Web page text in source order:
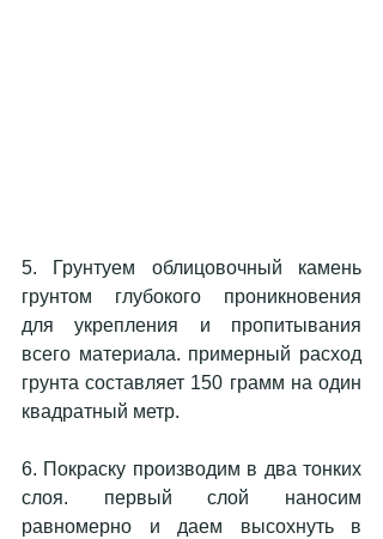
5. Грунтуем облицовочный камень
грунтом глубокого проникновения
для укрепления и пропитывания
всего материала. примерный расход
грунта составляет 150 грамм на один
квадратный метр.
6. Покраску производим в два тонких
слоя. первый слой наносим
равномерно и даем высохнуть в